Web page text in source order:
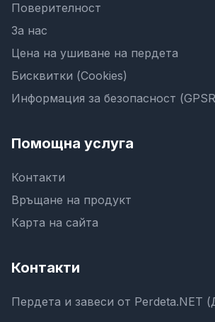
Поверителност
За нас
Цена на ушиване на пердета
Бисквитки (Cookies)
Информация за безопасност
Помощна услуга
Контакти
Връщане на продукт
Карта на сайта
Контакти
Пердета и завеси от Perdeta.NET